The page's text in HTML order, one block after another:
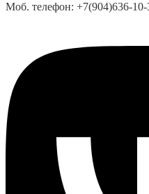
Моб. телефон: +7(904)636-10-